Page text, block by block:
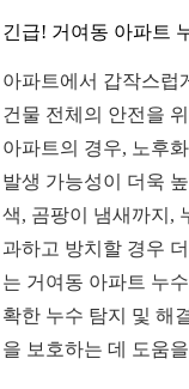
긴급! 거여동 아파트
아파트에서 갑작스럽
건물 전체의 안전을
아파트의 경우, 노후
발생 가능성이 더욱
색, 곰팡이 냄새까지,
과하고 방치할 경우
는 거여동 아파트 누
확한 누수 탐지 및 해
을 보호하는 데 도움